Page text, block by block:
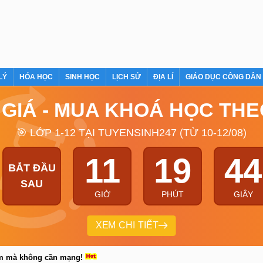
HÓA HỌC SINH HỌC LỊCH SỬ ĐỊA LÍ GIÁO DỤC CÔNG DÂN
- MUA KHOÁ HỌC
🎯 LỚP 1-12 TẠI TUYENSINH247 (TỪ 10-12/08)
BẮT ĐẦU
SAU
11
GIỜ
19
PHÚT
43
GIÂY
XEM CHI TIẾT
mà không cần mạng!